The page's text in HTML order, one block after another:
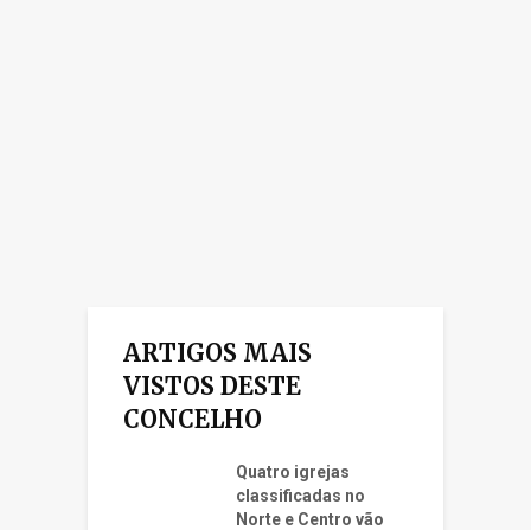
ARTIGOS MAIS
VISTOS DESTE
CONCELHO
Quatro igrejas
classificadas no
Norte e Centro vão